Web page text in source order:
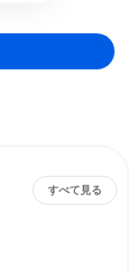
すべて見る